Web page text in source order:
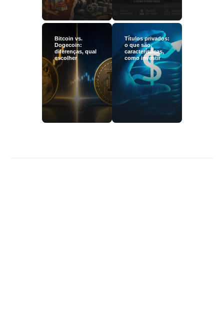
Bitcoin vs.
Dogecoin:
diferenças, qual
escolher
Títulos privados:
o que são,
características,
como investir